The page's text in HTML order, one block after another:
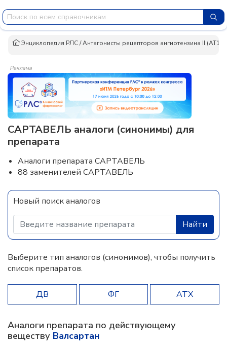
Энциклопедия РЛС/Антагонисты рецепторов ангиотензина II (AT1-
Реклама
САРТАВЕЛЬ аналоги (синонимы) для
препарата
Аналоги препарата САРТАВЕЛЬ
88 заменителей САРТАВЕЛЬ
Новый поиск аналогов
Найти
Выберите тип аналогов (синонимов), чтобы получить
список препаратов.
ДВ ФГ АТХ
Аналоги препарата по действующему
веществу Валсартан